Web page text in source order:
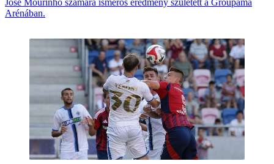
Arénában.